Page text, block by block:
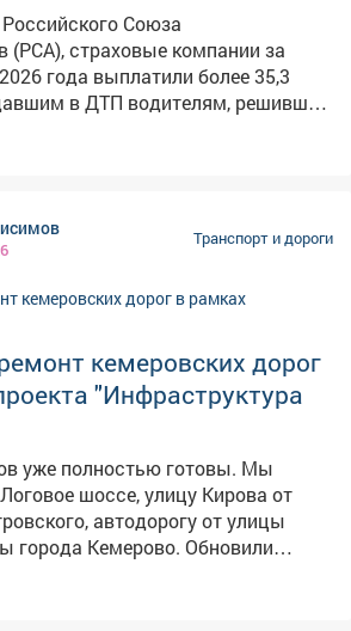
Союза
(РСА), страховые компании за
года выплатили более 35,3
в ДТП водителям, решившим
участия Госавтоинспекции
газеты «КоммерсантЪ»:
Транспорт и дороги
кемеровских дорог
"Инфраструктура
уже полностью готовы. Мы
шоссе, улицу Кирова от
автодорогу от улицы
города Кемерово. Обновили
покрытие по улице Нахимова от
- причем здесь выполнили